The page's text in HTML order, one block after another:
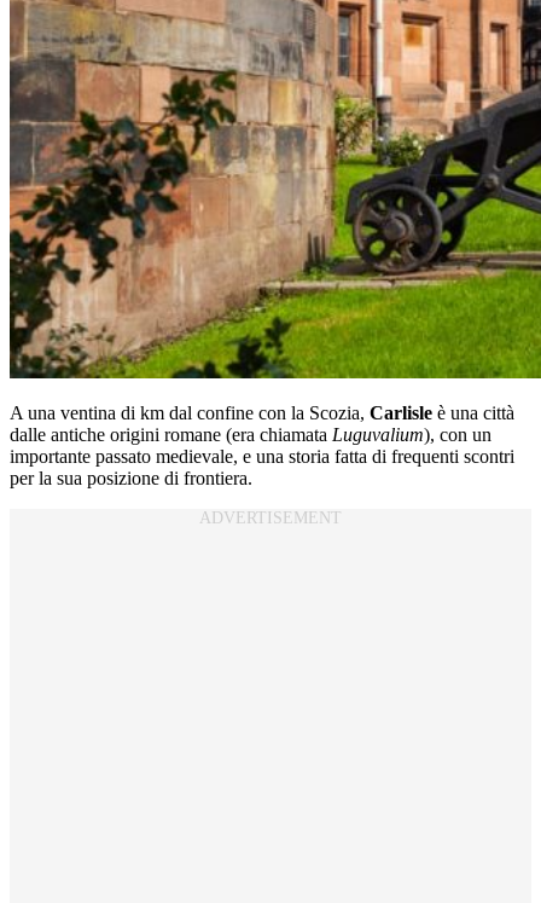
A una ventina di km dal confine con la Scozia, Carlisle è una città
dalle antiche origini romane (era chiamata Luguvalium), con un
importante passato medievale, e una storia fatta di frequenti scontri
per la sua posizione di frontiera.